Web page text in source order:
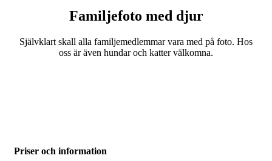
Familjefoto med djur
Självklart skall alla familjemedlemmar vara med på foto. Hos
oss är även hundar och katter välkomna.
Priser och information